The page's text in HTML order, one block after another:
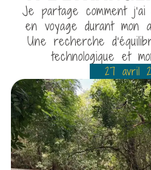
Je partage comment
en voyage durant mon
Une recherche
technologique et
27 avril